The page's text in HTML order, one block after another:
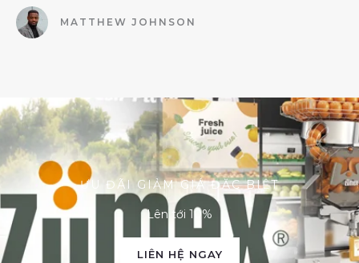
MATTHEW JOHNSON
ƯU ĐÃI GIẢM GIÁ ĐẶC BIỆT
Lên tới 10%
LIÊN HỆ NGAY